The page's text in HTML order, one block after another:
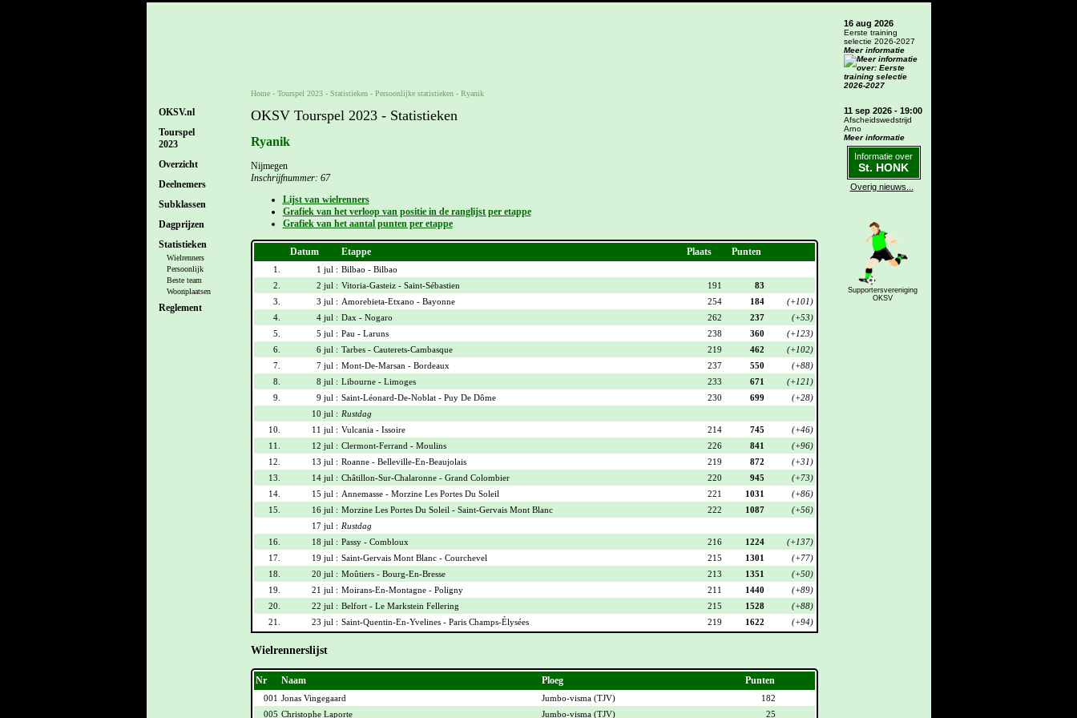
OKSV.nl
Tourspel
2023
Overzicht
Deelnemers
Subklassen
Dagprijzen
Statistieken
Wielrenners
Persoonlijk
Beste team
Woonplaatsen
Reglement
Home- Tourspel 2023- Statistieken - Persoonlijke statistieken- Ryanik
OKSV Tourspel 2023 - Statistieken
Ryanik
Nijmegen
Inschrijfnummer: 67
Lijst van wielrenners
Grafiek van het verloop van positie in de ranglijst per etappe
Grafiek van het aantal punten per etappe
Datum Etappe Plaats Punten
1. 1 jul : Bilbao - Bilbao
2.
2 jul : Vitoria-Gasteiz - Saint-Sébastien 191
83
3.
3 jul : Amorebieta-Etxano - Bayonne 254 184
(+101)
4.
4 jul : Dax - Nogaro 262 237
(+53)
5.
5 jul : Pau - Laruns 238 360
(+123)
6.
6 jul : Tarbes - Cauterets-Cambasque 219 462
(+102)
7.
7 jul : Mont-De-Marsan - Bordeaux 237 550
(+88)
8.
8 jul : Libourne - Limoges 233 671
(+121)
9.
9 jul : Saint-Léonard-De-Noblat - Puy De Dôme 230 699
(+28)
10 jul : Rustdag
10.
11 jul : Vulcania - Issoire 214 745
(+46)
11.
12 jul : Clermont-Ferrand - Moulins 226 841
(+96)
12.
13 jul : Roanne - Belleville-En-Beaujolais 219 872
(+31)
13.
14 jul : Châtillon-Sur-Chalaronne - Grand Colombier 220 945
(+73)
14.
15 jul : Annemasse - Morzine Les Portes Du Soleil 221 1031
(+86)
15.
16 jul : Morzine Les Portes Du Soleil - Saint-Gervais Mont Blanc 222 1087
(+56)
17 jul : Rustdag
16.
18 jul : Passy - Combloux 216 1224
(+137)
17.
19 jul : Saint-Gervais Mont Blanc - Courchevel 215 1301
(+77)
18.
20 jul : Moûtiers - Bourg-En-Bresse 213 1351
(+50)
19.
21 jul : Moirans-En-Montagne - Poligny 211 1440
(+89)
20.
22 jul : Belfort - Le Markstein Fellering 215 1528
(+88)
21.
23 jul : Saint-Quentin-En-Yvelines - Paris Champs-Élysées 219 1622 (+94)
Wielrennerslijst
Nr Naam Ploeg Punten
001 Jonas Vingegaard Jumbo-visma (TJV)
182
005 Christophe Laporte Jumbo-visma (TJV) 25
16 aug 2026
Eerste training
selectie 2026-2027
Meer informatie
11 sep 2026 - 19:00
Afscheidswedstrijd
Arno
Meer informatie
Informatie over
St. HONK
Overig nieuws...
Supportersvereniging
OKSV